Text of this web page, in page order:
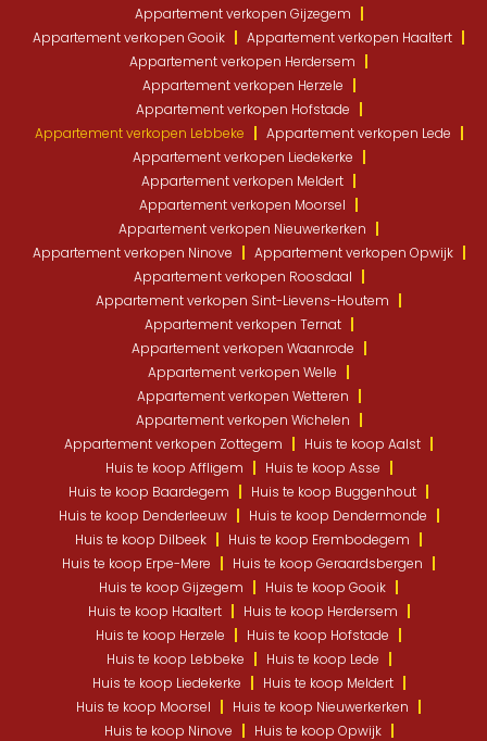
Appartement verkopen Gijzegem
Appartement verkopen Gooik
Appartement verkopen Haaltert
Appartement verkopen Herdersem
Appartement verkopen Herzele
Appartement verkopen Hofstade
Appartement verkopen Lebbeke
Appartement verkopen Lede
Appartement verkopen Liedekerke
Appartement verkopen Meldert
Appartement verkopen Moorsel
Appartement verkopen Nieuwerkerken
Appartement verkopen Ninove
Appartement verkopen Opwijk
Appartement verkopen Roosdaal
Appartement verkopen Sint-Lievens-Houtem
Appartement verkopen Ternat
Appartement verkopen Waanrode
Appartement verkopen Welle
Appartement verkopen Wetteren
Appartement verkopen Wichelen
Appartement verkopen Zottegem
Huis te koop Aalst
Huis te koop Affligem
Huis te koop Asse
Huis te koop Baardegem
Huis te koop Buggenhout
Huis te koop Denderleeuw
Huis te koop Dendermonde
Huis te koop Dilbeek
Huis te koop Erembodegem
Huis te koop Erpe-Mere
Huis te koop Geraardsbergen
Huis te koop Gijzegem
Huis te koop Gooik
Huis te koop Haaltert
Huis te koop Herdersem
Huis te koop Herzele
Huis te koop Hofstade
Huis te koop Lebbeke
Huis te koop Lede
Huis te koop Liedekerke
Huis te koop Meldert
Huis te koop Moorsel
Huis te koop Nieuwerkerken
Huis te koop Ninove
Huis te koop Opwijk